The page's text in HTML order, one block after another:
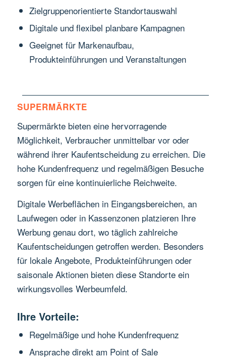
Zielgruppenorientierte Standortauswahl
Digitale und flexibel planbare Kampagnen
Geeignet für Markenaufbau,
Produkteinführungen und Veranstaltungen
SUPERMÄRKTE
Supermärkte bieten eine hervorragende
Möglichkeit, Verbraucher unmittelbar vor oder
während ihrer Kaufentscheidung zu erreichen. Die
hohe Kundenfrequenz und regelmäßigen Besuche
sorgen für eine kontinuierliche Reichweite.
Digitale Werbeflächen in Eingangsbereichen, an
Laufwegen oder in Kassenzonen platzieren Ihre
Werbung genau dort, wo täglich zahlreiche
Kaufentscheidungen getroffen werden. Besonders
für lokale Angebote, Produkteinführungen oder
saisonale Aktionen bieten diese Standorte ein
wirkungsvolles Werbeumfeld.
Ihre Vorteile:
Regelmäßige und hohe Kundenfrequenz
Ansprache direkt am Point of Sale